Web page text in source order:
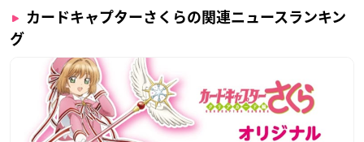
カードキャプターさくらの関連ニュースランキン
グ